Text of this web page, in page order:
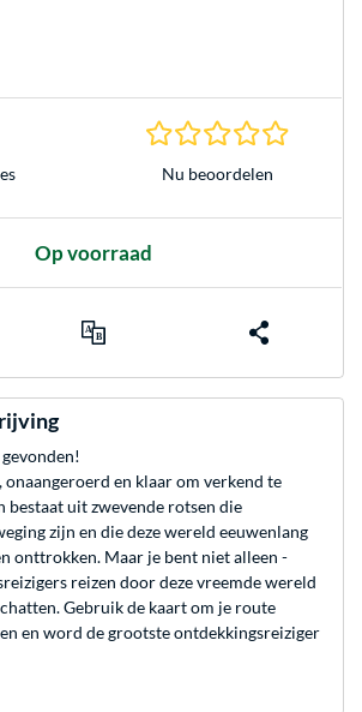
Nu beoordelen
Op voorraad
onaangeroerd en klaar om verkend te
uit zwevende rotsen die
zijn en die deze wereld eeuwenlang
onttrokken. Maar je bent niet alleen -
reizen door deze vreemde wereld
Gebruik de kaart om je route
en word de grootste ontdekkingsreiziger